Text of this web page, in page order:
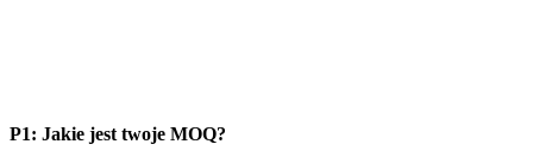
P1: Jakie jest twoje MOQ?